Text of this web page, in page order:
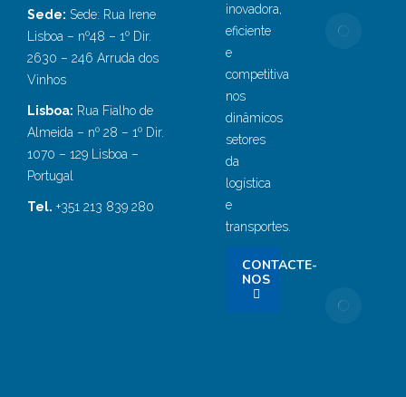
Sede: Sede: Rua Irene
Lisboa – nº48 – 1º Dir.
2630 – 246 Arruda dos
Vinhos
Lisboa: Rua Fialho de
Almeida – nº 28 – 1º Dir.
1070 – 129 Lisboa –
Portugal
Tel. +351 213 839 280
inovadora,
eficiente
e
competitiva
nos
dinâmicos
setores
da
logística
e
transportes.
CONTACTE-
NOS